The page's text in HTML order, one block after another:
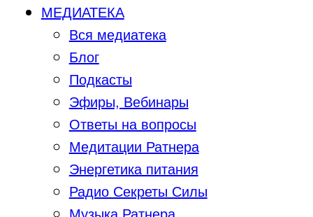
МЕДИАТЕКА
Вся медиатека
Блог
Подкасты
Эфиры, Вебинары
Ответы на вопросы
Медитации Ратнера
Энергетика питания
Радио Секреты Силы